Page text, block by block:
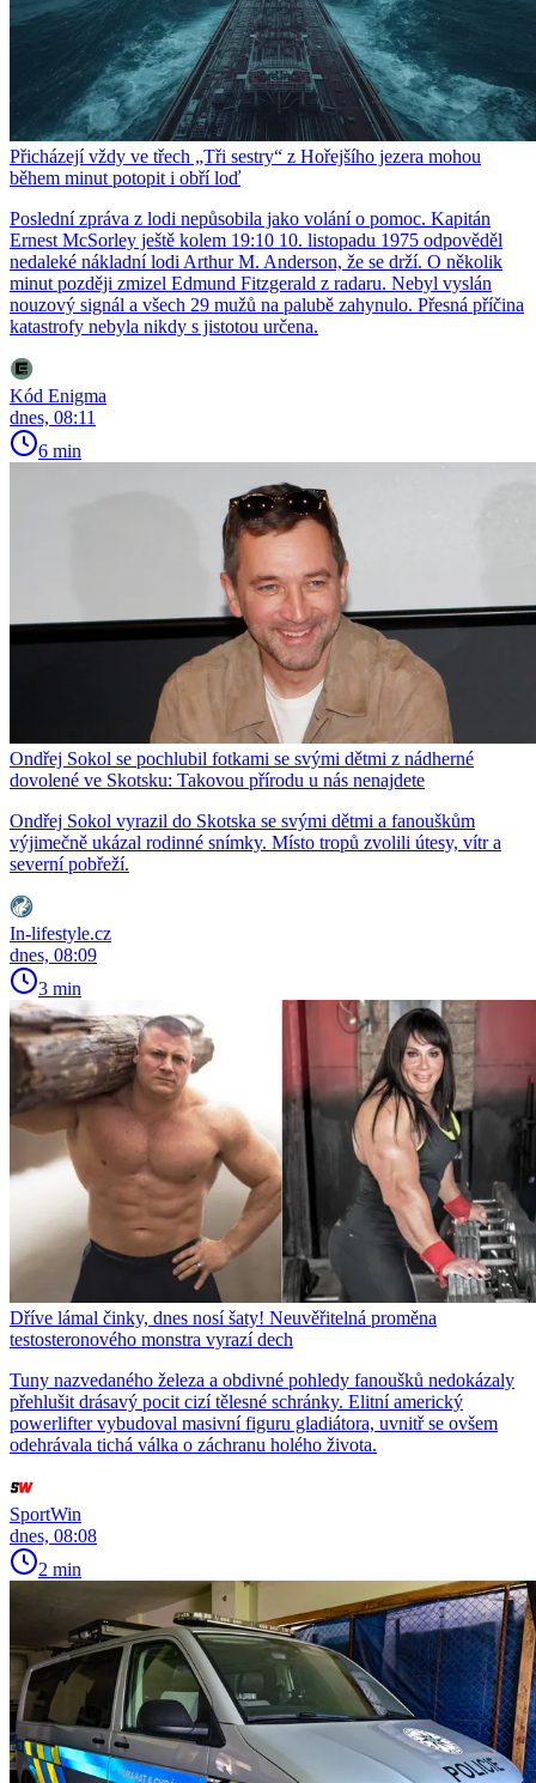
Přicházejí vždy ve třech „Tři sestry“ z Hořejšího jezera mohou
během minut potopit i obří loď
Poslední zpráva z lodi nepůsobila jako volání o pomoc. Kapitán
Ernest McSorley ještě kolem 19:10 10. listopadu 1975 odpověděl
nedaleké nákladní lodi Arthur M. Anderson, že se drží. O několik
minut později zmizel Edmund Fitzgerald z radaru. Nebyl vyslán
nouzový signál a všech 29 mužů na palubě zahynulo. Přesná příčina
katastrofy nebyla nikdy s jistotou určena.
Kód Enigma
dnes, 08:11
6 min
Ondřej Sokol se pochlubil fotkami se svými dětmi z nádherné
dovolené ve Skotsku: Takovou přírodu u nás nenajdete
Ondřej Sokol vyrazil do Skotska se svými dětmi a fanouškům
výjimečně ukázal rodinné snímky. Místo tropů zvolili útesy, vítr a
severní pobřeží.
In-lifestyle.cz
dnes, 08:09
3 min
Dříve lámal činky, dnes nosí šaty! Neuvěřitelná proměna
testosteronového monstra vyrazí dech
Tuny nazvedaného železa a obdivné pohledy fanoušků nedokázaly
přehlušit drásavý pocit cizí tělesné schránky. Elitní americký
powerlifter vybudoval masivní figuru gladiátora, uvnitř se ovšem
odehrávala tichá válka o záchranu holého života.
SportWin
dnes, 08:08
2 min